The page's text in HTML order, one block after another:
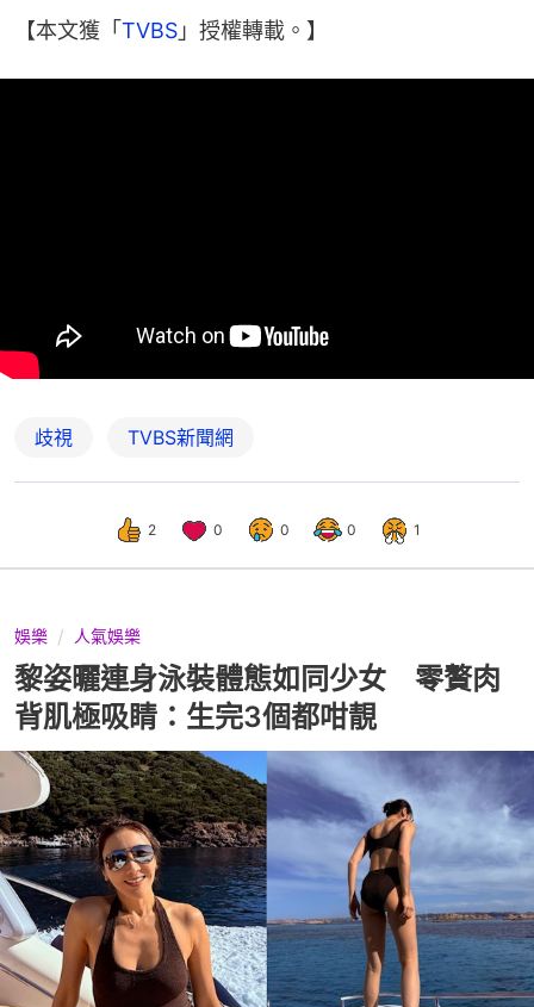
【本文獲「 TVBS 」授權轉載。】
歧視 TVBS新聞網
2 0 0 0 1
娛樂 人氣娛樂
黎姿曬連身泳裝體態如同少女 零贅肉
背肌極吸睛：生完3個都咁靚